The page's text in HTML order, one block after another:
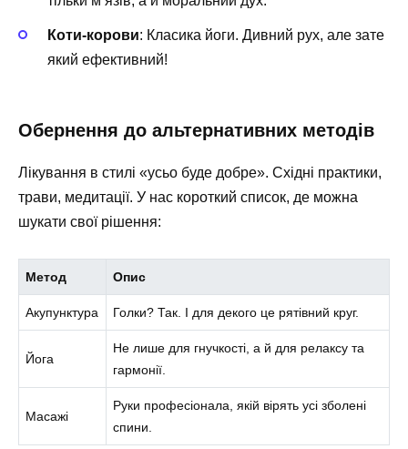
Коти-корови: Класика йоги. Дивний рух, але зате
який ефективний!
Обернення до альтернативних методів
Лікування в стилі «усьо буде добре». Східні практики,
трави, медитації. У нас короткий список, де можна
шукати свої рішення:
Метод Опис
Акупунктура Голки? Так. І для декого це рятівний круг.
Йога
Не лише для гнучкості, а й для релаксу та
гармонії.
Масажі
Руки професіонала, якій вірять усі зболені
спини.